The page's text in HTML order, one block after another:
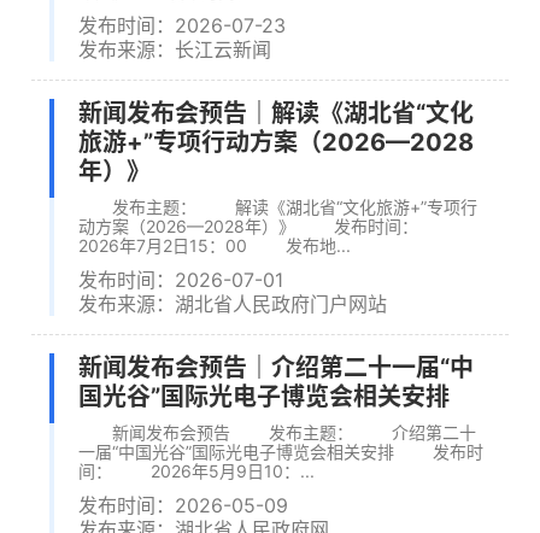
发布时间：2026-07-23
发布来源：长江云新闻
新闻发布会预告｜解读《湖北省“文化
旅游+”专项行动方案（2026—2028
年）》
发布主题： 解读《湖北省“文化旅游+”专项行
动方案（2026—2028年）》 发布时间：
2026年7月2日15：00 发布地...
发布时间：2026-07-01
发布来源：湖北省人民政府门户网站
新闻发布会预告｜介绍第二十一届“中
国光谷”国际光电子博览会相关安排
新闻发布会预告 发布主题： 介绍第二十
一届“中国光谷”国际光电子博览会相关安排 发布时
间： 2026年5月9日10：...
发布时间：2026-05-09